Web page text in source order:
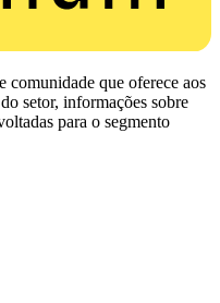
que oferece aos
setor, informações sobre
para o segmento